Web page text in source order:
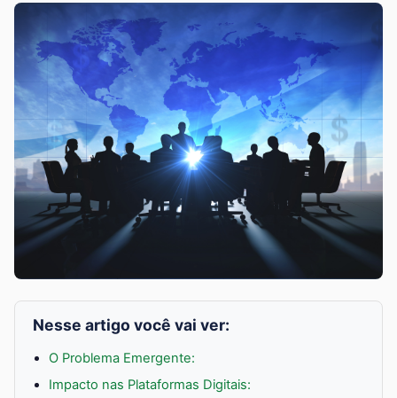
Nesse artigo você vai ver:
O Problema Emergente:
Impacto nas Plataformas Digitais: